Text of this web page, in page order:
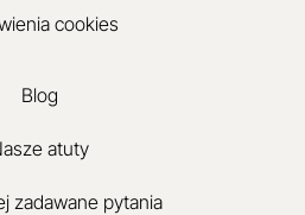
cookies
Blog
atuty
zadawane pytania